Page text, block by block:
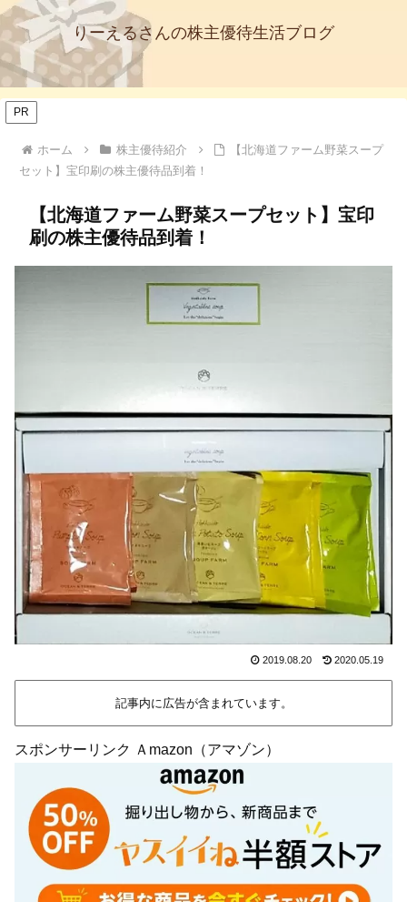
りーえるさんの株主優待生活ブログ
PR
ホーム 株主優待紹介
【北海道ファーム野菜スープ
セット】宝印刷の株主優待品到着！
【北海道ファーム野菜スープセット】宝印
刷の株主優待品到着！
2019.08.20 2020.05.19
記事内に広告が含まれています。
スポンサーリンク Ａmazon（アマゾン）